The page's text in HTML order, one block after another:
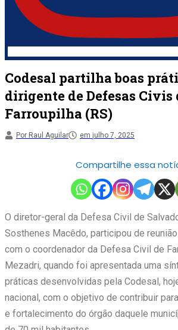
Codesal partilha boas
dirigente de Defesas Civis
Farroupilha (RS)
Por Raul Aguilar em julho 7, 2025
Compartilhe essa
O diretor-geral da Defesa Civil de
Sosthenes Macêdo, participou de
com o coordenador da Defesa Civil de
Mezadri, quando foi apresentada uma
práticas desenvolvidas pela Codesal,
nacional, com o objetivo de contribuir
e fortalecimento do órgão daquele